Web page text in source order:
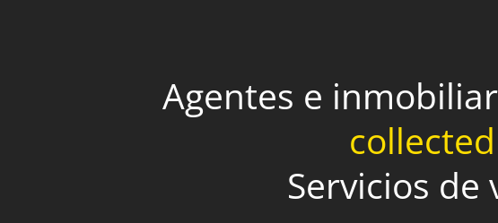
Agentes e
Servicios de